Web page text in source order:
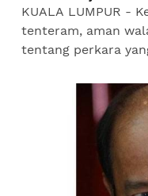
KUALA LUMPUR -
tenteram, aman
tentang perkara
Negara, Tan Sri